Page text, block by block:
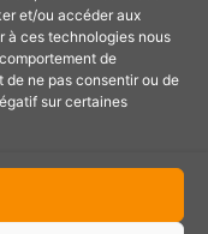
et/ou accéder aux
à ces technologies nous
de
de ne pas consentir ou de
sur certaines
petit coup de main au